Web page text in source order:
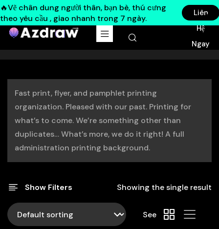
🔥Vẽ chân dung người thân, bạn bè, thú cưng
theo yêu cầu , giao nhanh trong 7 ngày.
Liên
Hệ
Ngay
Fast print, flyer, and pamphlet printing
organization. Pleased with our past. Printing for
what’s to come. We’re something other than
duplicates… What’s more, we do it right! A full
administration printing background.
Show Filters Showing the single result
See